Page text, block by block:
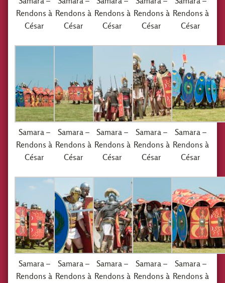
Rendons à
César
Rendons à
César
Rendons à
César
Rendons à
César
Rendons à
César
Samara –
Rendons à
César
Samara –
Rendons à
César
Samara –
Rendons à
César
Samara –
Rendons à
César
Samara –
Rendons à
César
Samara –
Rendons à
Samara –
Rendons à
Samara –
Rendons à
Samara –
Rendons à
Samara –
Rendons à